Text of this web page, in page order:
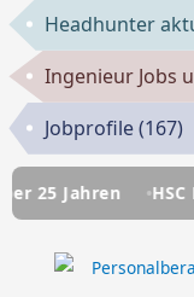
Headhunter
Ingenieur Jobs
Jobprofile(167)
HSC